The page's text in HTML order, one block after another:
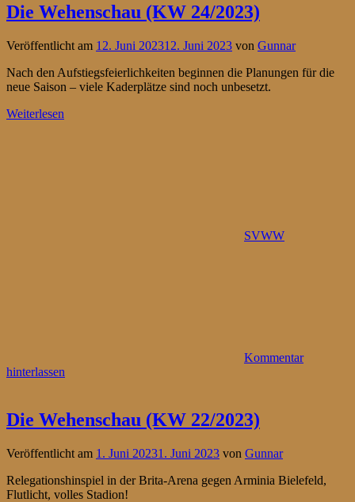
Die Wehenschau (KW 24/2023)
Veröffentlicht am 12. Juni 202312. Juni 2023 von Gunnar
Nach den Aufstiegsfeierlichkeiten beginnen die Planungen für die
neue Saison – viele Kaderplätze sind noch unbesetzt.
Weiterlesen
SVWW
Kommentar
hinterlassen
Die Wehenschau (KW 22/2023)
Veröffentlicht am 1. Juni 20231. Juni 2023 von Gunnar
Relegationshinspiel in der Brita-Arena gegen Arminia Bielefeld,
Flutlicht, volles Stadion!